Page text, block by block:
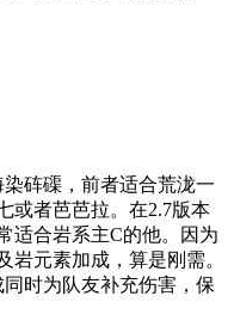
砗磲，前者适合荒泷一
或者芭芭拉。在2.7版本
适合岩系主C的他。因为
岩元素加成，算是刚需。
时为队友补充伤害，保